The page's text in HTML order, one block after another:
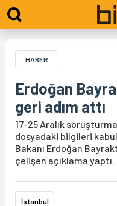
HABER
Erdoğan
geri adım attı
17-25 Aralık
dosyadaki bilgileri
Bakanı Erdoğan
çelişen açıklama yaptı.
İstanbul